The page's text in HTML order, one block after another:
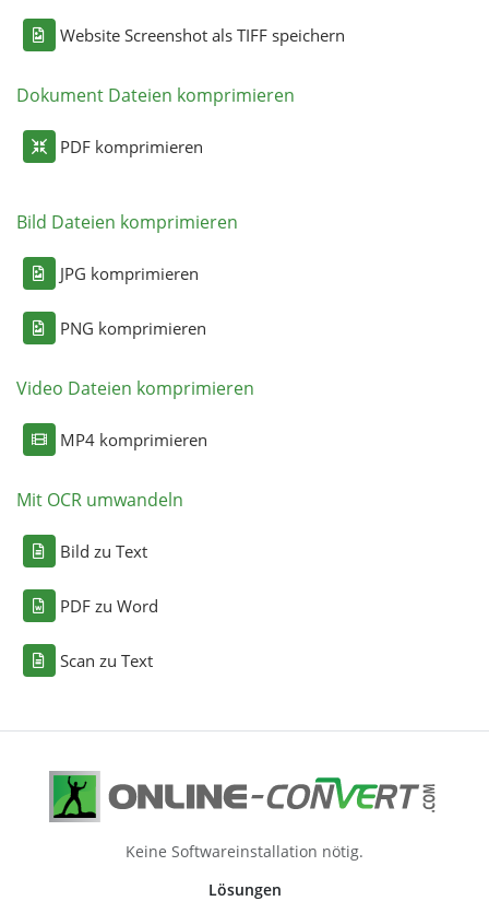
Website Screenshot als TIFF speichern
Dokument Dateien komprimieren
PDF komprimieren
Bild Dateien komprimieren
JPG komprimieren
PNG komprimieren
Video Dateien komprimieren
MP4 komprimieren
Mit OCR umwandeln
Bild zu Text
PDF zu Word
Scan zu Text
Keine Softwareinstallation nötig.
Lösungen